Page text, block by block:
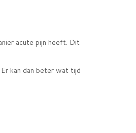
acute pijn heeft. Dit
kan dan beter wat tijd